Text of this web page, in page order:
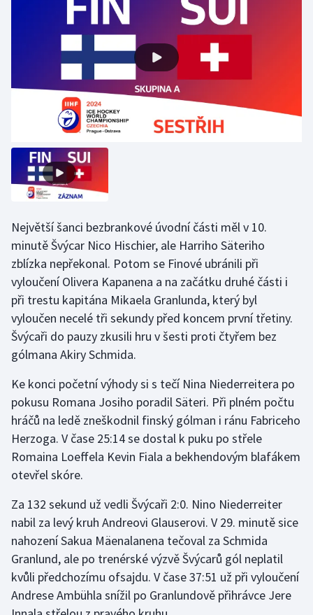
Gymnastika
Házená
Jezdectví
Krasobruslení
Lezení
Lyže a snowboard
Moderní pětiboj
Motorsport
Olympijské hry
Parasport
Plavání
Plážový volejbal
Ragby
Rychlostní kanoistika
Short track
Sportovní střelba
Největší šanci bezbrankové úvodní části měl v 10.
minutě Švýcar Nico Hischier, ale Harriho Säteriho
zblízka nepřekonal. Potom se Finové ubránili při
vyloučení Olivera Kapanena a na začátku druhé části i
při trestu kapitána Mikaela Granlunda, který byl
vyloučen necelé tři sekundy před koncem první třetiny.
Švýcaři do pauzy zkusili hru v šesti proti čtyřem bez
gólmana Akiry Schmida.
Ke konci početní výhody si s tečí Nina Niederreitera po
pokusu Romana Josiho poradil Säteri. Při plném počtu
hráčů na ledě zneškodnil finský gólman i ránu Fabriceho
Herzoga. V čase 25:14 se dostal k puku po střele
Romaina Loeffela Kevin Fiala a bekhendovým blafákem
otevřel skóre.
Za 132 sekund už vedli Švýcaři 2:0. Nino Niederreiter
nabil za levý kruh Andreovi Glauserovi. V 29. minutě sice
nahození Sakua Mäenalanena tečoval za Schmida
Granlund, ale po trenérské výzvě Švýcarů gól neplatil
kvůli předchozímu ofsajdu. V čase 37:51 už při vyloučení
Andrese Ambühla snížil po Granlundově přihrávce Jere